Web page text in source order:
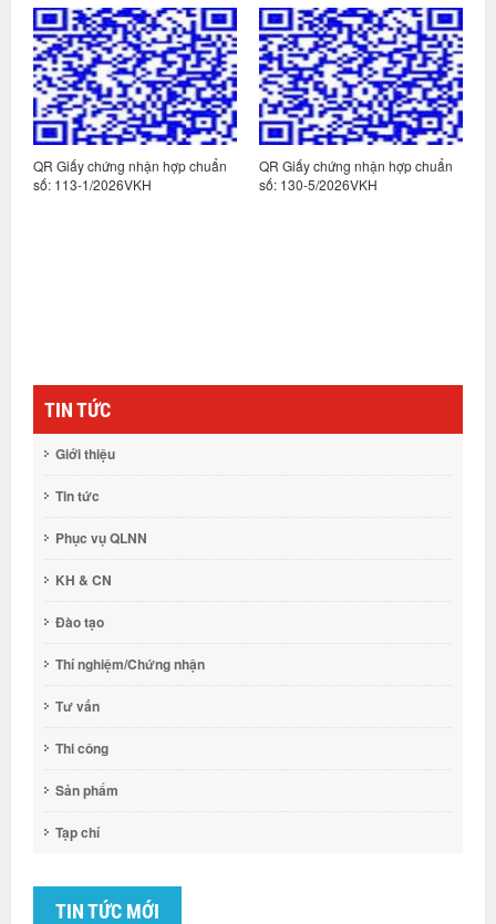
QR Giấy chứng nhận hợp chuẩn
số: 113-1/2026VKH
QR Giấy chứng nhận hợp chuẩn
số: 130-5/2026VKH
TIN TỨC
Giới thiệu
Tin tức
Phục vụ QLNN
KH & CN
Đào tạo
Thí nghiệm/Chứng nhận
Tư vấn
Thi công
Sản phẩm
Tạp chí
TIN TỨC MỚI